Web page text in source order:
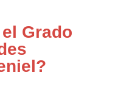
Grado